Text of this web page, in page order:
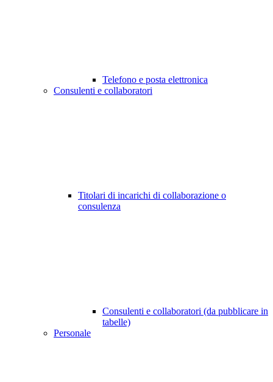
Telefono e posta elettronica
Consulenti e collaboratori
Titolari di incarichi di collaborazione o
consulenza
Consulenti e collaboratori (da pubblicare in
tabelle)
Personale